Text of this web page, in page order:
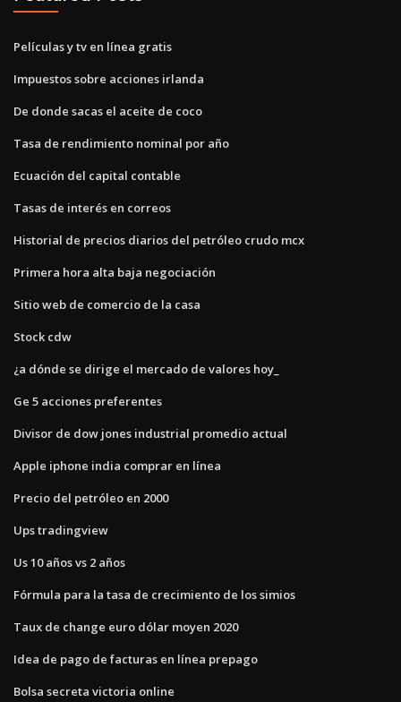
Películas y tv en línea gratis
Impuestos sobre acciones irlanda
De donde sacas el aceite de coco
Tasa de rendimiento nominal por año
Ecuación del capital contable
Tasas de interés en correos
Historial de precios diarios del petróleo crudo mcx
Primera hora alta baja negociación
Sitio web de comercio de la casa
Stock cdw
¿a dónde se dirige el mercado de valores hoy_
Ge 5 acciones preferentes
Divisor de dow jones industrial promedio actual
Apple iphone india comprar en línea
Precio del petróleo en 2000
Ups tradingview
Us 10 años vs 2 años
Fórmula para la tasa de crecimiento de los simios
Taux de change euro dólar moyen 2020
Idea de pago de facturas en línea prepago
Bolsa secreta victoria online